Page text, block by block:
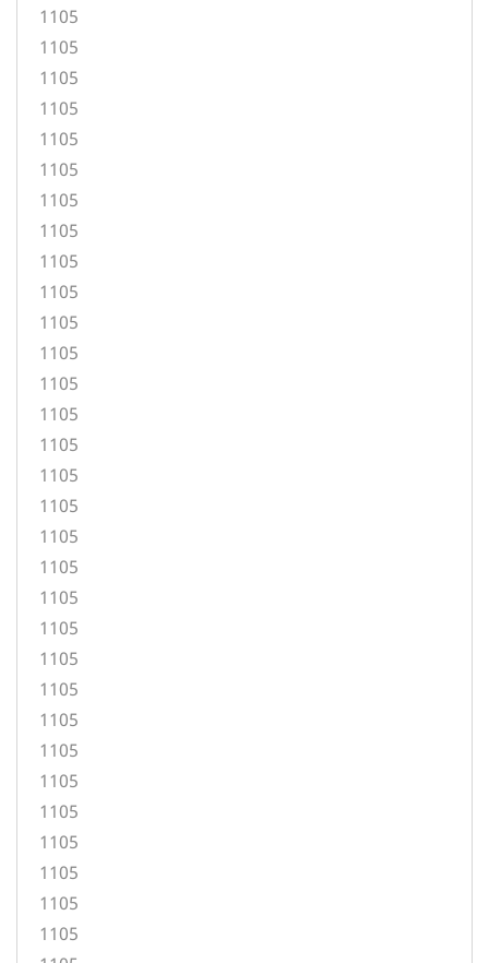
1105
1105
1105
1105
1105
1105
1105
1105
1105
1105
1105
1105
1105
1105
1105
1105
1105
1105
1105
1105
1105
1105
1105
1105
1105
1105
1105
1105
1105
1105
1105